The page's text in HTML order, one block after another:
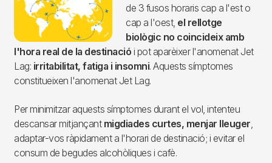
de 3 fusos horaris cap a l'est o
cap a l'oest, el rellotge
biològic no coincideix amb
l'hora real de la destinació i pot aparèixer l'anomenat Jet
Lag: irritabilitat, fatiga i insomni. Aquests símptomes
constitueixen l'anomenat Jet Lag.
Per minimitzar aquests símptomes durant el vol, intenteu
descansar mitjançant migdiades curtes, menjar lleuger
adaptar-vos ràpidament a l'horari de destinació; i evitar el
consum de begudes alcohòliques i cafè.